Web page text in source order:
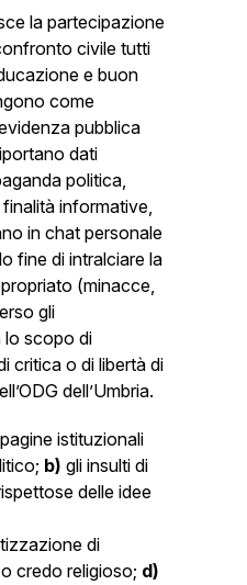
la partecipazione
civile tutti
e buon
come
pubblica
dati
politica,
informative,
in chat personale
fine di intralciare la
(minacce,
gli
lo scopo di
critica o di libertà di
dell’Umbria.
istituzionali
b) gli insulti di
delle idee
di
credo religioso; d)